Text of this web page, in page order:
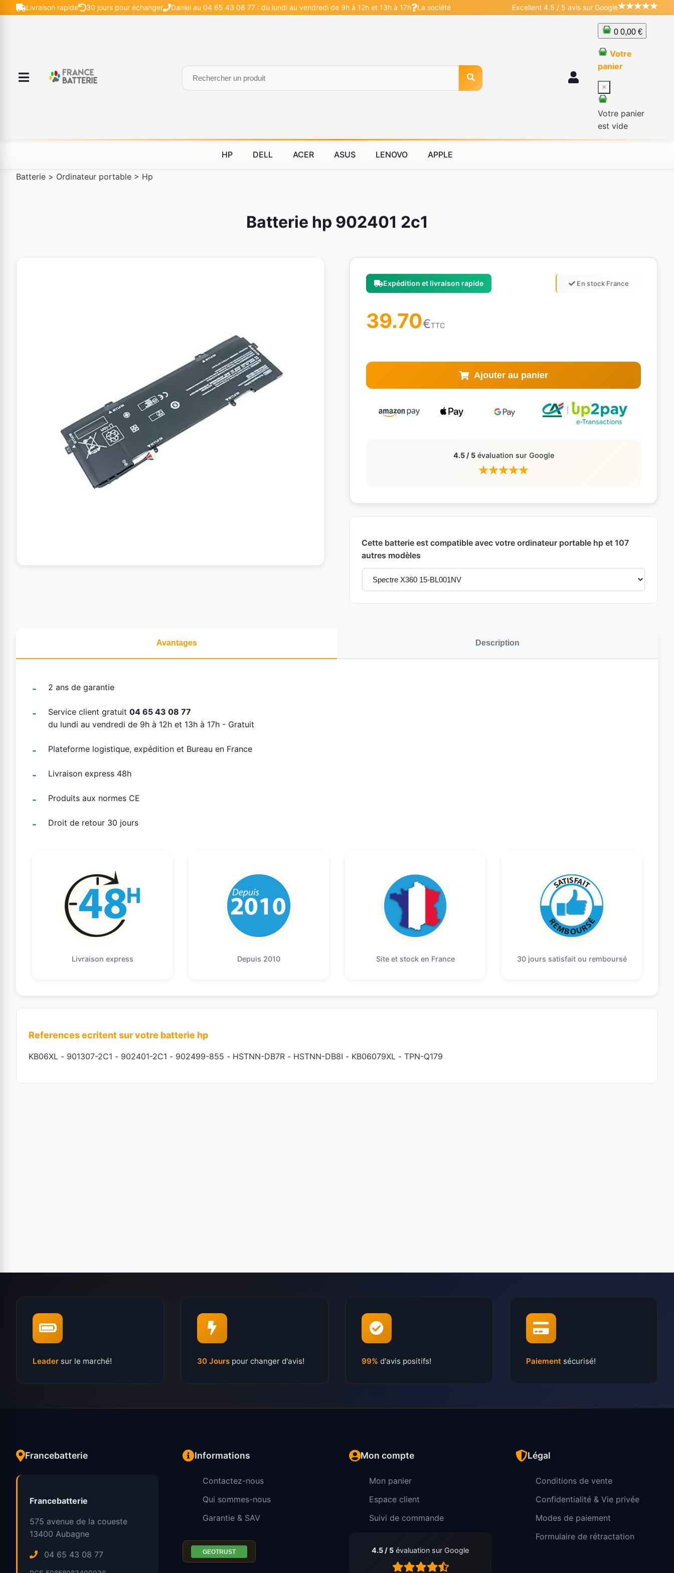
Livraison rapide 30 jours pour échanger Daniel au 04 65 43 08 77 : du lundi au vendredi de 9h à 12h et 13h à 17h La société Excellent 4.5 / 5 avis sur Google
0 0,00 €
Votre
panier
×
Votre panier
est vide
HP DELL ACER ASUS LENOVO APPLE
Batterie > Ordinateur portable > Hp
Batterie hp 902401 2c1
Expédition et livraison rapide En stock France
39.70€TTC
Ajouter au panier
4.5 / 5évaluation sur Google
Cette batterie est compatible avec votre ordinateur portable hp et 107
autres modèles
Avantages Description
2 ans de garantie
Service client gratuit 04 65 43 08 77
du lundi au vendredi de 9h à 12h et 13h à 17h - Gratuit
Plateforme logistique, expédition et Bureau en France
Livraison express 48h
Produits aux normes CE
Droit de retour 30 jours
Livraison express Depuis 2010 Site et stock en France 30 jours satisfait ou remboursé
References ecritent sur votre batterie hp
KB06XL - 901307-2C1 - 902401-2C1 - 902499-855 - HSTNN-DB7R - HSTNN-DB8I - KB06079XL - TPN-Q179
Leader sur le marché! 30 Jours pour changer d'avis! 99% d'avis positifs! Paiement sécurisé!
Francebatterie
Francebatterie
575 avenue de la coueste
13400 Aubagne
04 65 43 08 77
Informations
Contactez-nous
Qui sommes-nous
Garantie & SAV
Mon compte
Mon panier
Espace client
Suivi de commande
4.5 / 5 évaluation sur Google
Légal
Conditions de vente
Confidentialité & Vie privée
Modes de paiement
Formulaire de rétractation